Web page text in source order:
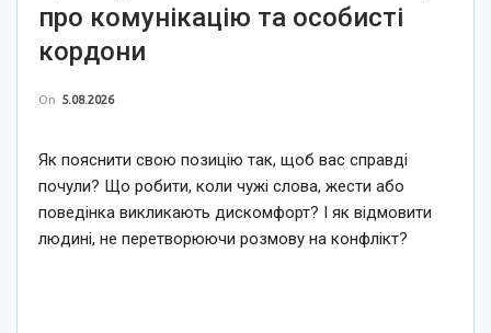
про комунікацію та особисті
кордони
On 5.08.2026
Як пояснити свою позицію так, щоб вас справді
почули? Що робити, коли чужі слова, жести або
поведінка викликають дискомфорт? І як відмовити
людині, не перетворюючи розмову на конфлікт?